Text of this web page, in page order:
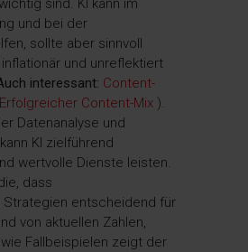
und bei der
sollte aber sinnvoll
und unreflektiert
interessant: Content-
Erfolgreicher Content-Mix ).
Datenanalyse und
KI zielführend
wertvolle Dienste leisten.
dass
entscheidend für
von aktuellen Zahlen,
Fallbeispielen zeigt der